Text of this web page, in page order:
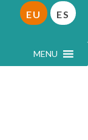
MENU
EU ES